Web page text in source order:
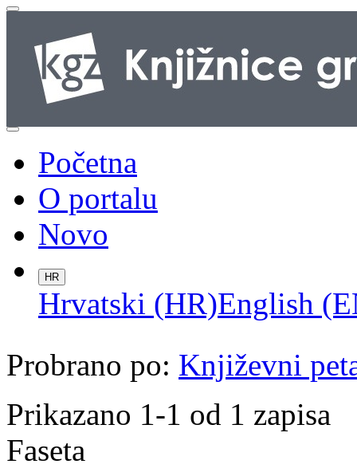
Početna
O portalu
Novo
HR
Hrvatski (HR)English
Probrano po: Književni
Prikazano 1-1 od 1 zapisa
Faseta